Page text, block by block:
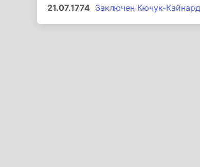
21.07.1774 Заключен Кючук-